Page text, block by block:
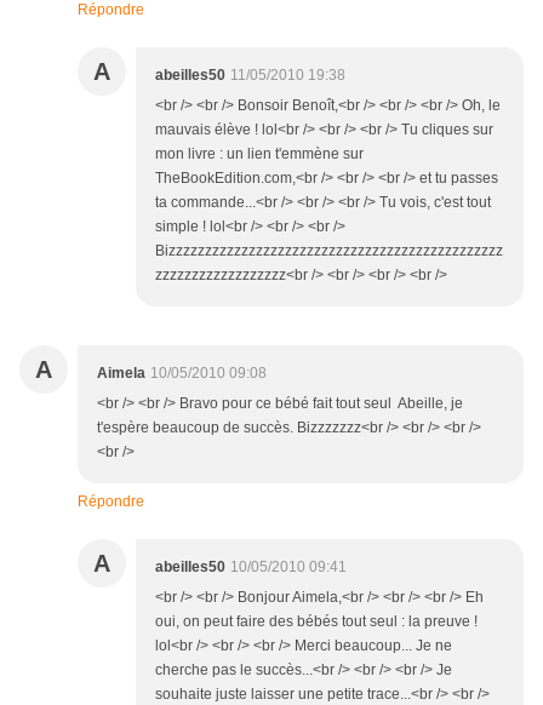
Répondre
A abeilles50 11/05/2010 19:38
<br /> <br /> Bonsoir Benoît,<br /> <br /> <br /> Oh, le
mauvais élève ! lol<br /> <br /> <br /> Tu cliques sur
mon livre : un lien t'emmène sur
TheBookEdition.com,<br /> <br /> <br /> et tu passes
ta commande...<br /> <br /> <br /> Tu vois, c'est tout
simple ! lol<br /> <br /> <br />
Bizzzzzzzzzzzzzzzzzzzzzzzzzzzzzzzzzzzzzzzzzzzzzz
zzzzzzzzzzzzzzzzzz<br /> <br /> <br /> <br />
A Aimela 10/05/2010 09:08
<br /> <br /> Bravo pour ce bébé fait tout seul Abeille, je
t'espère beaucoup de succès. Bizzzzzzz<br /> <br /> <br />
<br />
Répondre
A abeilles50 10/05/2010 09:41
<br /> <br /> Bonjour Aimela,<br /> <br /> <br /> Eh
oui, on peut faire des bébés tout seul : la preuve !
lol<br /> <br /> <br /> Merci beaucoup... Je ne
cherche pas le succès...<br /> <br /> <br /> Je
souhaite juste laisser une petite trace...<br /> <br />